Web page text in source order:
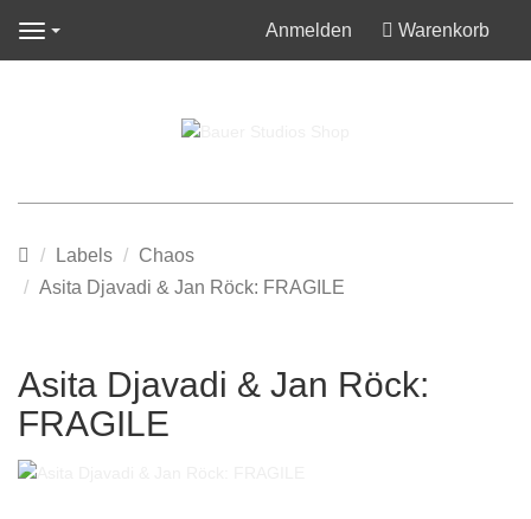
Navigation Anmelden Warenkorb
Startseite
Labels
Chaos
Asita Djavadi & Jan Röck: FRAGILE
Asita Djavadi & Jan Röck:
FRAGILE